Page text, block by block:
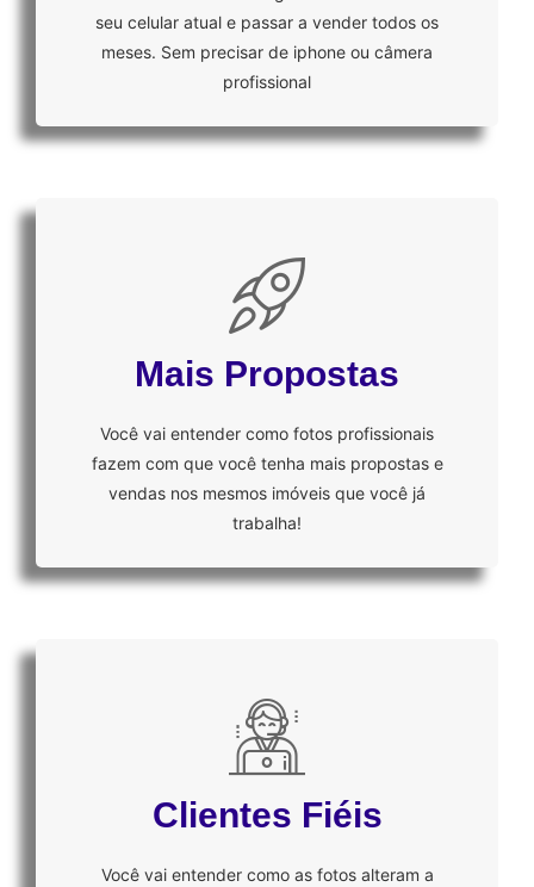
seu celular atual e passar a vender todos os
meses. Sem precisar de iphone ou câmera
profissional
Mais Propostas
Você vai entender como fotos profissionais
fazem com que você tenha mais propostas e
vendas nos mesmos imóveis que você já
trabalha!
Clientes Fiéis
Você vai entender como as fotos alteram a